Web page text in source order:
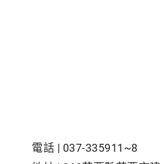
電話 | 037-335911~8